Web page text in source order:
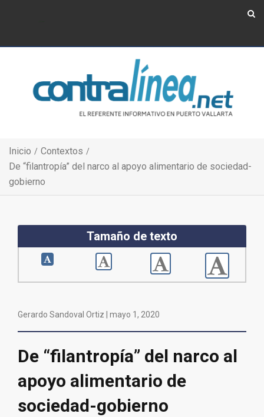
Inicio
Contextos
De “filantropía” del narco al apoyo alimentario de sociedad-
gobierno
Tamaño de texto
Gerardo Sandoval Ortiz | mayo 1, 2020
De “filantropía” del narco al
apoyo alimentario de
sociedad-gobierno